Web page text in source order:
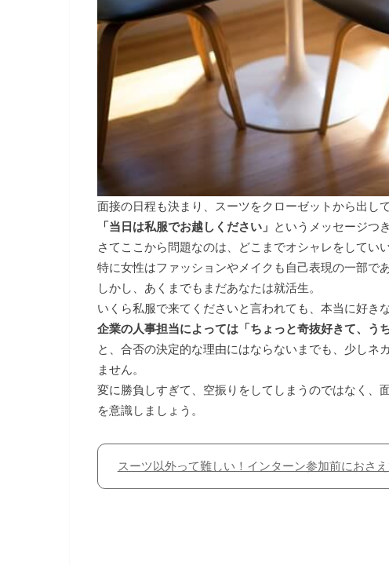
面接の日程も決まり、スーツをクローゼットから出し
「当日は私服でお越しください」 というメッセージつき
さてここから問題なのは、どこまでオシャレをしてい
特に女性はファッションやメイクも自己表現の一部で
しかし、あくまでもまだあなたは就活生。
いくら私服で来てくださいと言われても、本当に好き
企業の人事担当によっては「ちょっと奇抜好きて、う
と、合否の決定的な理由にはならないまでも、少し
ません。
変に勝負しすぎて、空振りをしてしまうのではなく、
を意識しましょう。
スーツ以外って難しい！インターン参加前におさ